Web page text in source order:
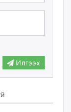
Илгээх